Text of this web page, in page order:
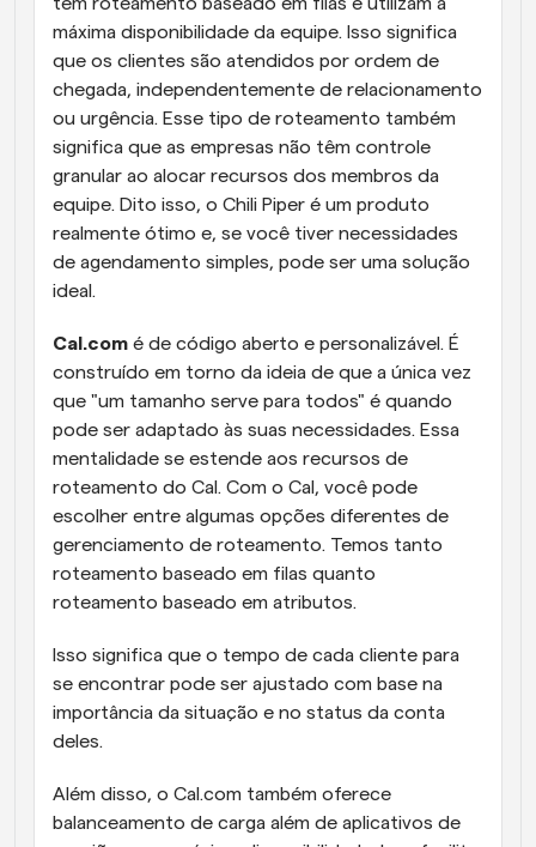
máxima disponibilidade da equipe. Isso significa
que os clientes são atendidos por ordem de
chegada, independentemente de relacionamento
ou urgência. Esse tipo de roteamento também
significa que as empresas não têm controle
granular ao alocar recursos dos membros da
equipe. Dito isso, o Chili Piper é um produto
realmente ótimo e, se você tiver necessidades
de agendamento simples, pode ser uma solução
ideal.
Cal.com é de código aberto e personalizável. É
construído em torno da ideia de que a única vez
que "um tamanho serve para todos" é quando
pode ser adaptado às suas necessidades. Essa
mentalidade se estende aos recursos de
roteamento do Cal. Com o Cal, você pode
escolher entre algumas opções diferentes de
gerenciamento de roteamento. Temos tanto
roteamento baseado em filas quanto
roteamento baseado em atributos.
Isso significa que o tempo de cada cliente para
se encontrar pode ser ajustado com base na
importância da situação e no status da conta
deles.
Além disso, o Cal.com também oferece
balanceamento de carga além de aplicativos de